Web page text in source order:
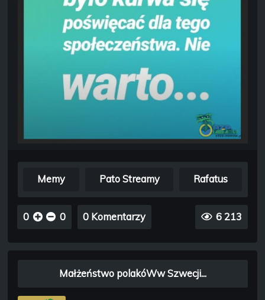
Memy Pato Streamy Rafatus
0 0 0 Komentarzy 6 213
Małżeństwo polakóWw Szwecji...